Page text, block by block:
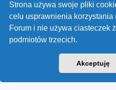
Strona używa swoje pliki
celu usprawnienia korzystania
Forum i nie używa ciasteczek
podmiotów trzecich.
Akceptuję
Powered byphpBB® Forum